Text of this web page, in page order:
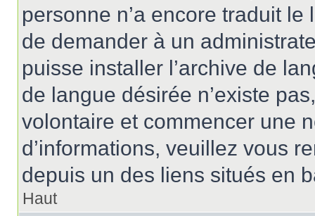
personne n’a encore traduit
de demander à un
puisse installer l’archive de
de langue désirée n’existe
volontaire et commencer une
d’informations, veuillez vous
depuis un des liens situés en
Haut